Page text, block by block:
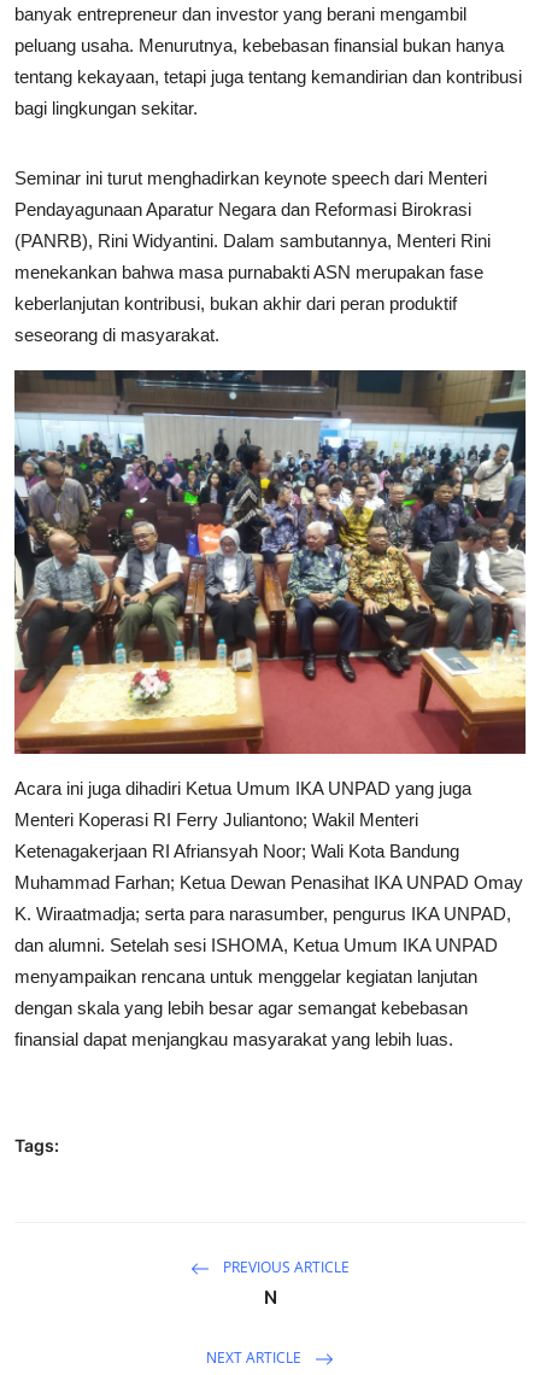
banyak entrepreneur dan investor yang berani mengambil
peluang usaha. Menurutnya, kebebasan finansial bukan hanya
tentang kekayaan, tetapi juga tentang kemandirian dan kontribusi
bagi lingkungan sekitar.
Seminar ini turut menghadirkan keynote speech dari Menteri
Pendayagunaan Aparatur Negara dan Reformasi Birokrasi
(PANRB), Rini Widyantini. Dalam sambutannya, Menteri Rini
menekankan bahwa masa purnabakti ASN merupakan fase
keberlanjutan kontribusi, bukan akhir dari peran produktif
seseorang di masyarakat.
Acara ini juga dihadiri Ketua Umum IKA UNPAD yang juga
Menteri Koperasi RI Ferry Juliantono; Wakil Menteri
Ketenagakerjaan RI Afriansyah Noor; Wali Kota Bandung
Muhammad Farhan; Ketua Dewan Penasihat IKA UNPAD Omay
K. Wiraatmadja; serta para narasumber, pengurus IKA UNPAD,
dan alumni. Setelah sesi ISHOMA, Ketua Umum IKA UNPAD
menyampaikan rencana untuk menggelar kegiatan lanjutan
dengan skala yang lebih besar agar semangat kebebasan
finansial dapat menjangkau masyarakat yang lebih luas.
Tags:
PREVIOUS ARTICLE
N
NEXT ARTICLE